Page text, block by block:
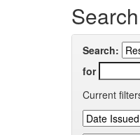
Search
Search:
for
Current